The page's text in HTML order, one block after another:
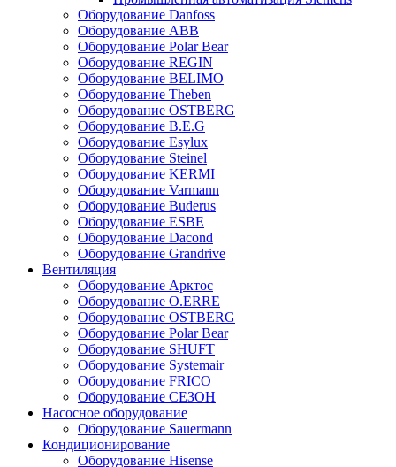
Оборудование Danfoss
Оборудование ABB
Оборудование Polar Bear
Оборудование REGIN
Оборудование BELIMO
Оборудование Theben
Оборудование OSTBERG
Оборудование B.E.G
Оборудование Esylux
Оборудование Steinel
Оборудование KERMI
Оборудование Varmann
Оборудование Buderus
Оборудование ESBE
Оборудование Dacond
Оборудование Grandrive
Вентиляция
Оборудование Арктос
Оборудование O.ERRE
Оборудование OSTBERG
Оборудование Polar Bear
Оборудование SHUFT
Оборудование Systemair
Оборудование FRICO
Оборудование СЕЗОН
Насосное оборудование
Оборудование Sauermann
Кондиционирование
Оборудование Hisense